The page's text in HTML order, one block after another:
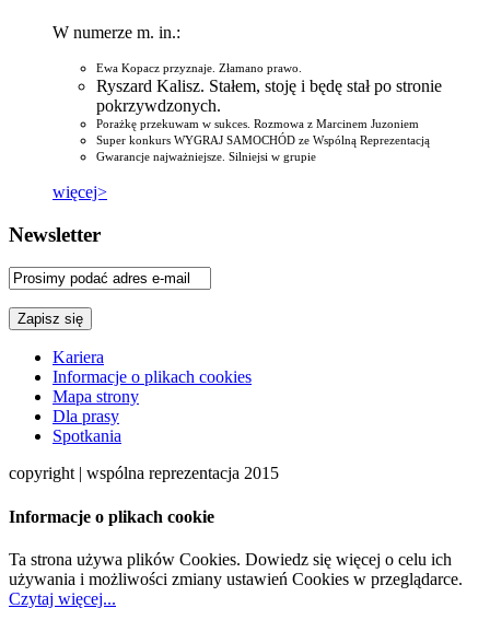
W numerze m. in.:
Ewa Kopacz przyznaje. Złamano prawo.
Ryszard Kalisz. Stałem, stoję i będę stał po stronie
pokrzywdzonych.
Porażkę przekuwam w sukces. Rozmowa z Marcinem Juzoniem
Super konkurs WYGRAJ SAMOCHÓD ze Wspólną Reprezentacją
Gwarancje najważniejsze. Silniejsi w grupie
więcej>
Newsletter
Kariera
Informacje o plikach cookies
Mapa strony
Dla prasy
Spotkania
copyright | wspólna reprezentacja 2015
Informacje o plikach cookie
Ta strona używa plików Cookies. Dowiedz się więcej o celu ich
używania i możliwości zmiany ustawień Cookies w przeglądarce.
Czytaj więcej...